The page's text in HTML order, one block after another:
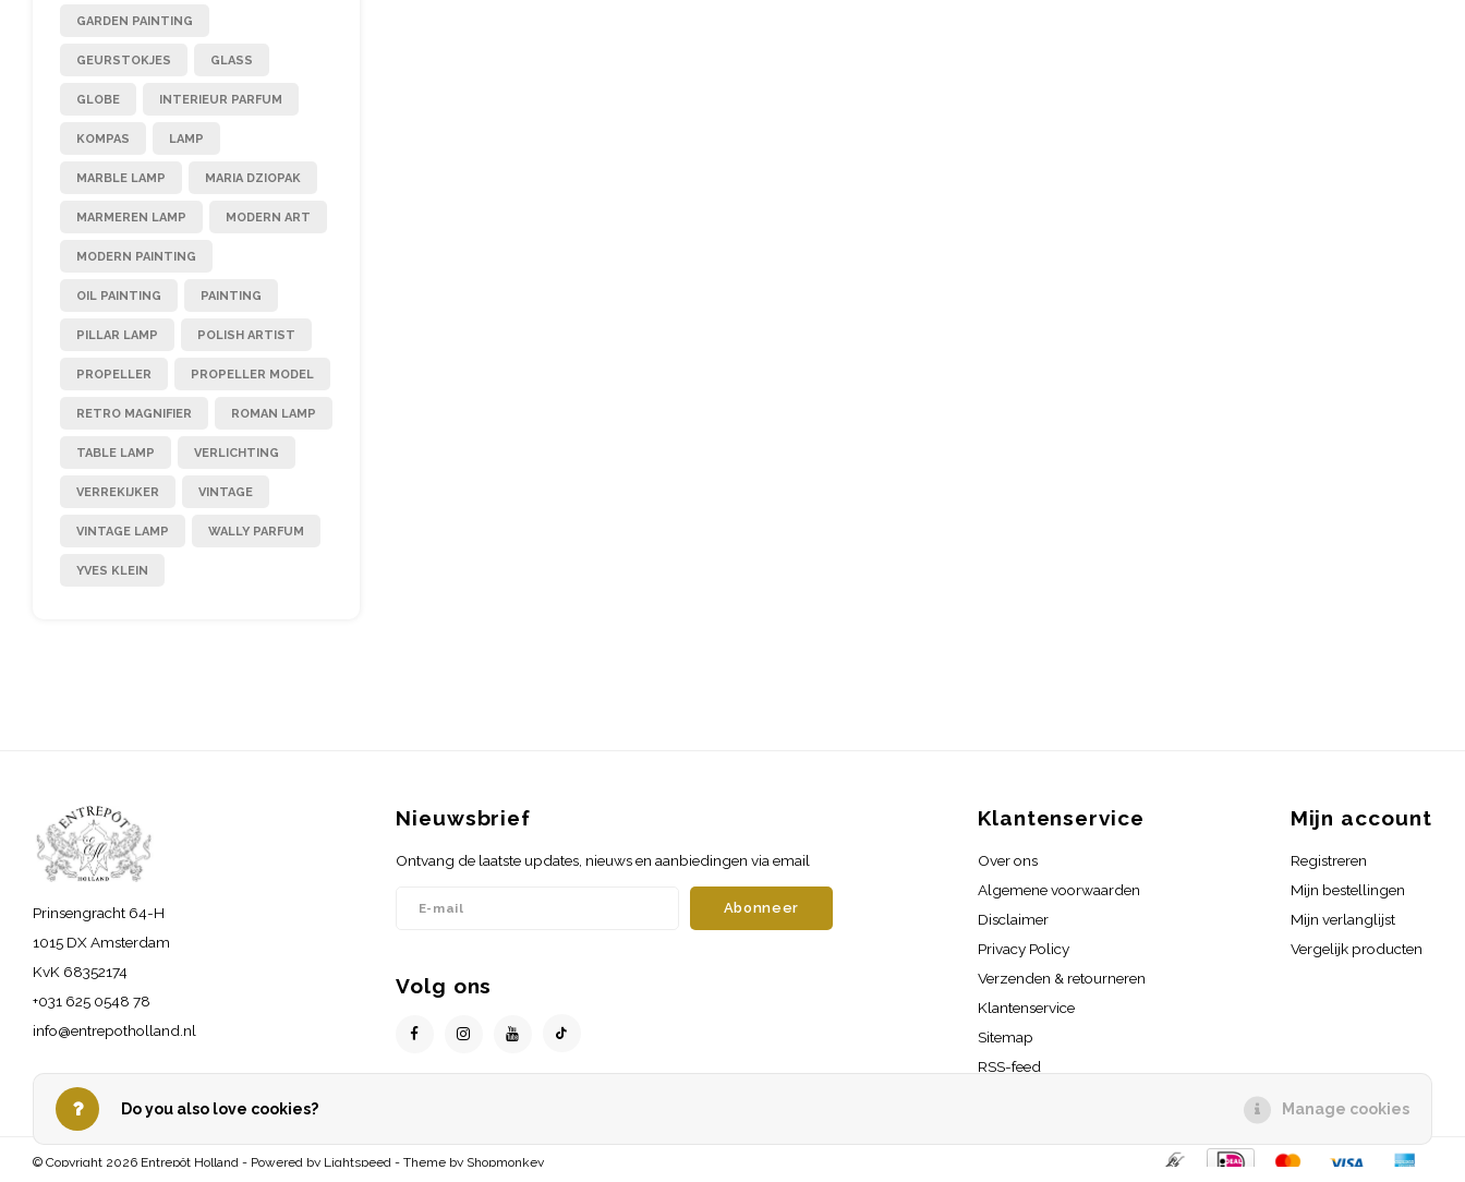
GARDEN PAINTING
GEURSTOKJES GLASS
GLOBE INTERIEUR PARFUM
KOMPAS LAMP
MARBLE LAMP MARIA DZIOPAK
MARMEREN LAMP MODERN ART
MODERN PAINTING
OIL PAINTING PAINTING
PILLAR LAMP POLISH ARTIST
PROPELLER PROPELLER MODEL
RETRO MAGNIFIER ROMAN LAMP
TABLE LAMP VERLICHTING
VERREKIJKER VINTAGE
VINTAGE LAMP WALLY PARFUM
YVES KLEIN
Prinsengracht 64-H
1015 DX Amsterdam
KvK 68352174
+031 625 0548 78
info@entrepotholland.nl
Nieuwsbrief
Ontvang de laatste updates, nieuws en aanbiedingen via email
Abonneer
Volg ons
Klantenservice
Over ons
Algemene voorwaarden
Disclaimer
Privacy Policy
Verzenden & retourneren
Klantenservice
Sitemap
RSS-feed
Mijn account
Registreren
Mijn bestellingen
Mijn verlanglijst
Vergelijk producten
© Copyright 2026 Entrepôt Holland - Powered by Lightspeed - Theme by Shopmonkey
Do you also love cookies? Manage cookies